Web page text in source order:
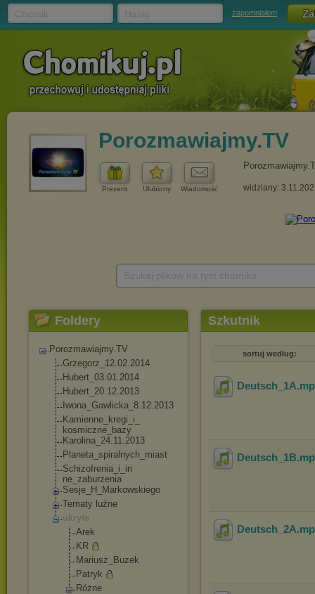
zapomniałem
Porozmawiajmy.TV
Prezent Ulubiony Wiadomość widziany:
Foldery
Porozmawiajmy.TV
Grzegorz_12.02.2014
Hubert_03.01.2014
Hubert_20.12.2013
Iwona_Gawlicka_8.12.2013
Kamienne_kregi_i_
kosmiczne_bazy
Karolina_24.11.2013
Planeta_spiralnyc h_miast
Schizofrenia_i_in
ne_zaburzenia
Sesje_H_Markowskiego
Tematy luźne
ukryte
Arek
KR
Mariusz_Buzek
Patryk
Różne
Szkutnik
sortuj według:
Deutsch_1A
Deutsch_1B
Deutsch_2A